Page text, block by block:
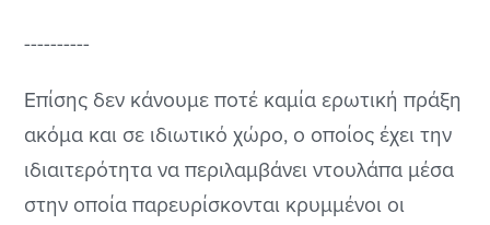
----------
Επίσης δεν κάνουμε ποτέ καμία ερωτική πράξη
ακόμα και σε ιδιωτικό χώρο, ο οποίος έχει την
ιδιαιτερότητα να περιλαμβάνει ντουλάπα μέσα
στην οποία παρευρίσκονται κρυμμένοι οι